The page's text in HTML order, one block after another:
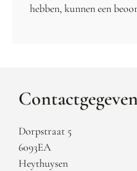
hebben, kunnen een
Dorpstraat 5
6093EA
Heythuysen